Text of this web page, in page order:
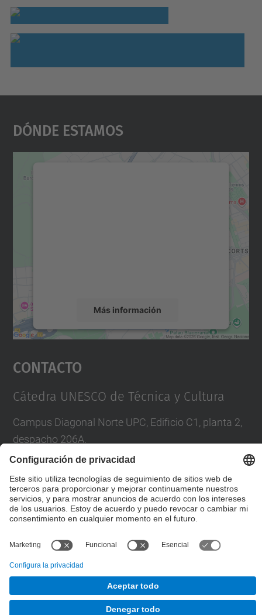
Dónde Estamos
Más información
Aceptar
powered by
Contacto
Cátedra UNESCO de Técnica y Cultura
Campus Diagonal Norte UPC, Edificio C1, planta 2,
despacho 206A.
Tel.:93 401 73 81
E-mail :Catunesco.tecnicacultura@upc.edu
Desarrollado con